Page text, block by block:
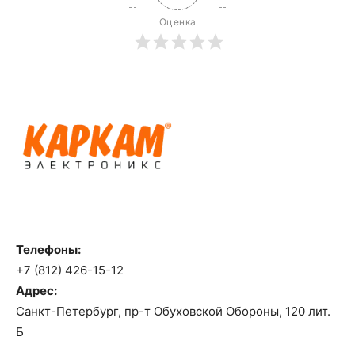
Оценка
Телефоны:
+7 (812) 426-15-12
Адрес:
Санкт-Петербург, пр-т Обуховской Обороны, 120 лит.
Б